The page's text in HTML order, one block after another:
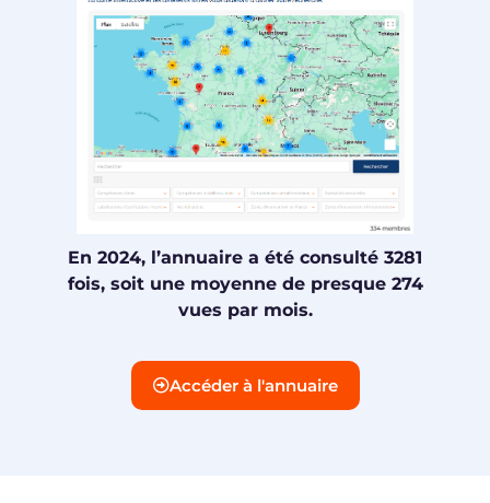
En 2024, l’annuaire a été consulté 3281
fois, soit une moyenne de presque 274
vues par mois.
Accéder à l'annuaire